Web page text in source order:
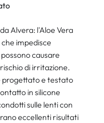
Alvera: l'Aloe Vera
impedisce
causare
di irritazione.
progettato e testato
in silicone
sulle lenti con
eccellenti risultati